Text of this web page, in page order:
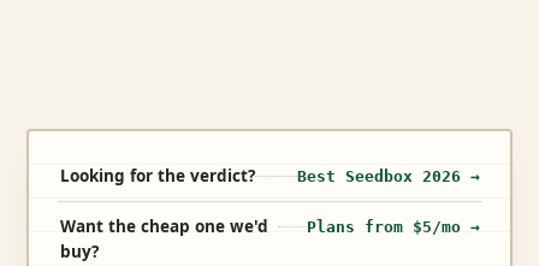
Looking for the verdict? Best Seedbox 2026 →
Want the cheap one we'd
buy?
Plans from $5/mo →